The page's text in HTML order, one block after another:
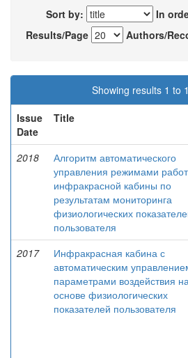
Sort by:
In
Results/Page
Authors/
Showing results 1 to
Issue
Date
Title
2018
Алгоритм автоматического
управления режимами
инфракрасной кабины по
результатам мониторинга
физиологических
пользователя
2017
Инфракрасная кабина с
автоматическим
параметрами воздействия
основе физиологических
показателей пользователя